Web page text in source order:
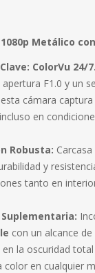
Metálico
ColorVu 24/7.
F1.0 y un
cámara
en
Robusta: Carcasa
y
tanto en
con un alcance de
en la oscuridad
color en cualquier